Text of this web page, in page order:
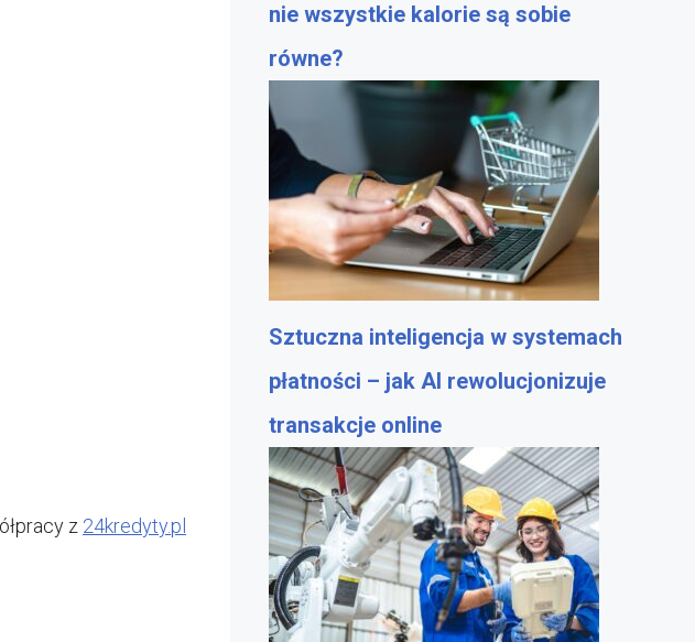
z 24kredyty.pl
nie wszystkie kalorie są sobie
równe?
Sztuczna inteligencja w systemach
płatności – jak AI rewolucjonizuje
transakcje online